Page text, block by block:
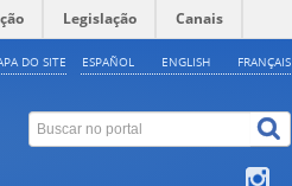
Legislação Canais
ESPAÑOL ENGLISH FRANÇAIS
DO SITE